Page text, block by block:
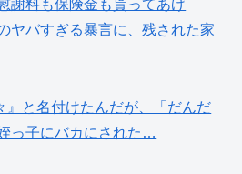
謝料も保険金も貰ってあげ
ヤバすぎる暴言に、残された家
』と名付けたんだが、「だんだ
っ子にバカにされた…